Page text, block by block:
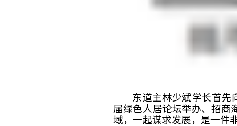
东道主林少斌学长首先
届绿色人居论坛举办、招商
域，一起谋求发展，是一件